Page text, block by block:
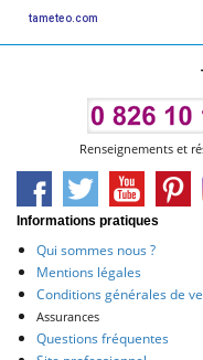
Renseignements et
Informations pratiques
Qui sommes nous ?
Mentions légales
Conditions générales de
Assurances
Questions fréquentes